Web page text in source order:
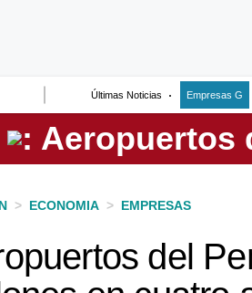
Últimas Noticias Empresas G
> ECONOMIA > EMPRESAS
del